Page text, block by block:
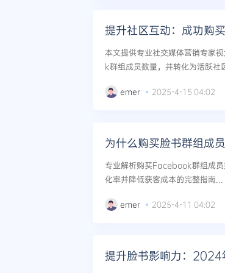
提升社区互动：成功购
本文提供专业社交媒体营销专家
k群组成员数量，并转化为活跃社
emer 2025-4-15 04:02
为什么购买脸书群组成
专业解析购买Facebook群组成
化率并降低获客成本的完整指南...
emer 2025-4-11 04:02
提升脸书影响力：2024